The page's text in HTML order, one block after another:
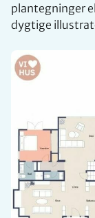
plantegninger
dygtige